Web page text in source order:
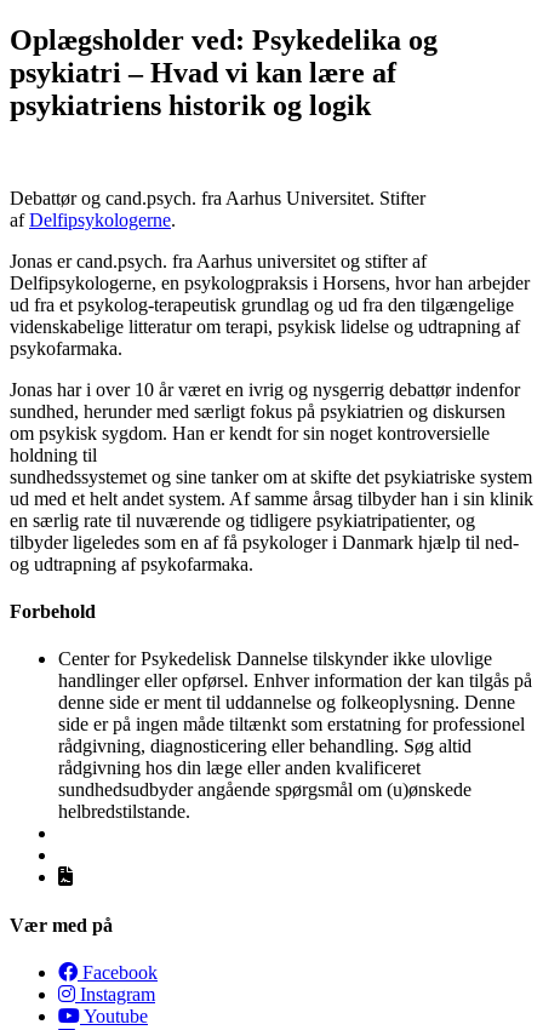
Oplægsholder ved: Psykedelika og
psykiatri – Hvad vi kan lære af
psykiatriens historik og logik
Debattør og cand.psych. fra Aarhus Universitet. Stifter
afDelfipsykologerne.
Jonas er cand.psych. fra Aarhus universitet og stifter af
Delfipsykologerne, en psykologpraksis i Horsens, hvor han arbejder
ud fra et psykolog-terapeutisk grundlag og ud fra den tilgængelige
videnskabelige litteratur om terapi, psykisk lidelse og udtrapning af
psykofarmaka.
Jonas har i over 10 år været en ivrig og nysgerrig debattør indenfor
sundhed, herunder med særligt fokus på psykiatrien og diskursen
om psykisk sygdom. Han er kendt for sin noget kontroversielle
holdning til
sundhedssystemet og sine tanker om at skifte det psykiatriske system
ud med et helt andet system. Af samme årsag tilbyder han i sin klinik
en særlig rate til nuværende og tidligere psykiatripatienter, og
tilbyder ligeledes som en af få psykologer i Danmark hjælp til ned-
og udtrapning af psykofarmaka.
Forbehold
Center for Psykedelisk Dannelse tilskynder ikke ulovlige
handlinger eller opførsel. Enhver information der kan tilgås på
denne side er ment til uddannelse og folkeoplysning. Denne
side er på ingen måde tiltænkt som erstatning for professionel
rådgivning, diagnosticering eller behandling. Søg altid
rådgivning hos din læge eller anden kvalificeret
sundhedsudbyder angående spørgsmål om (u)ønskede
helbredstilstande.
Vær med på
Facebook
Instagram
Youtube